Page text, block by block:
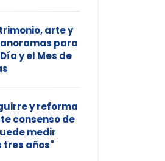
arte y
para
y el Mes de
y reforma
consenso de
medir
tres años"